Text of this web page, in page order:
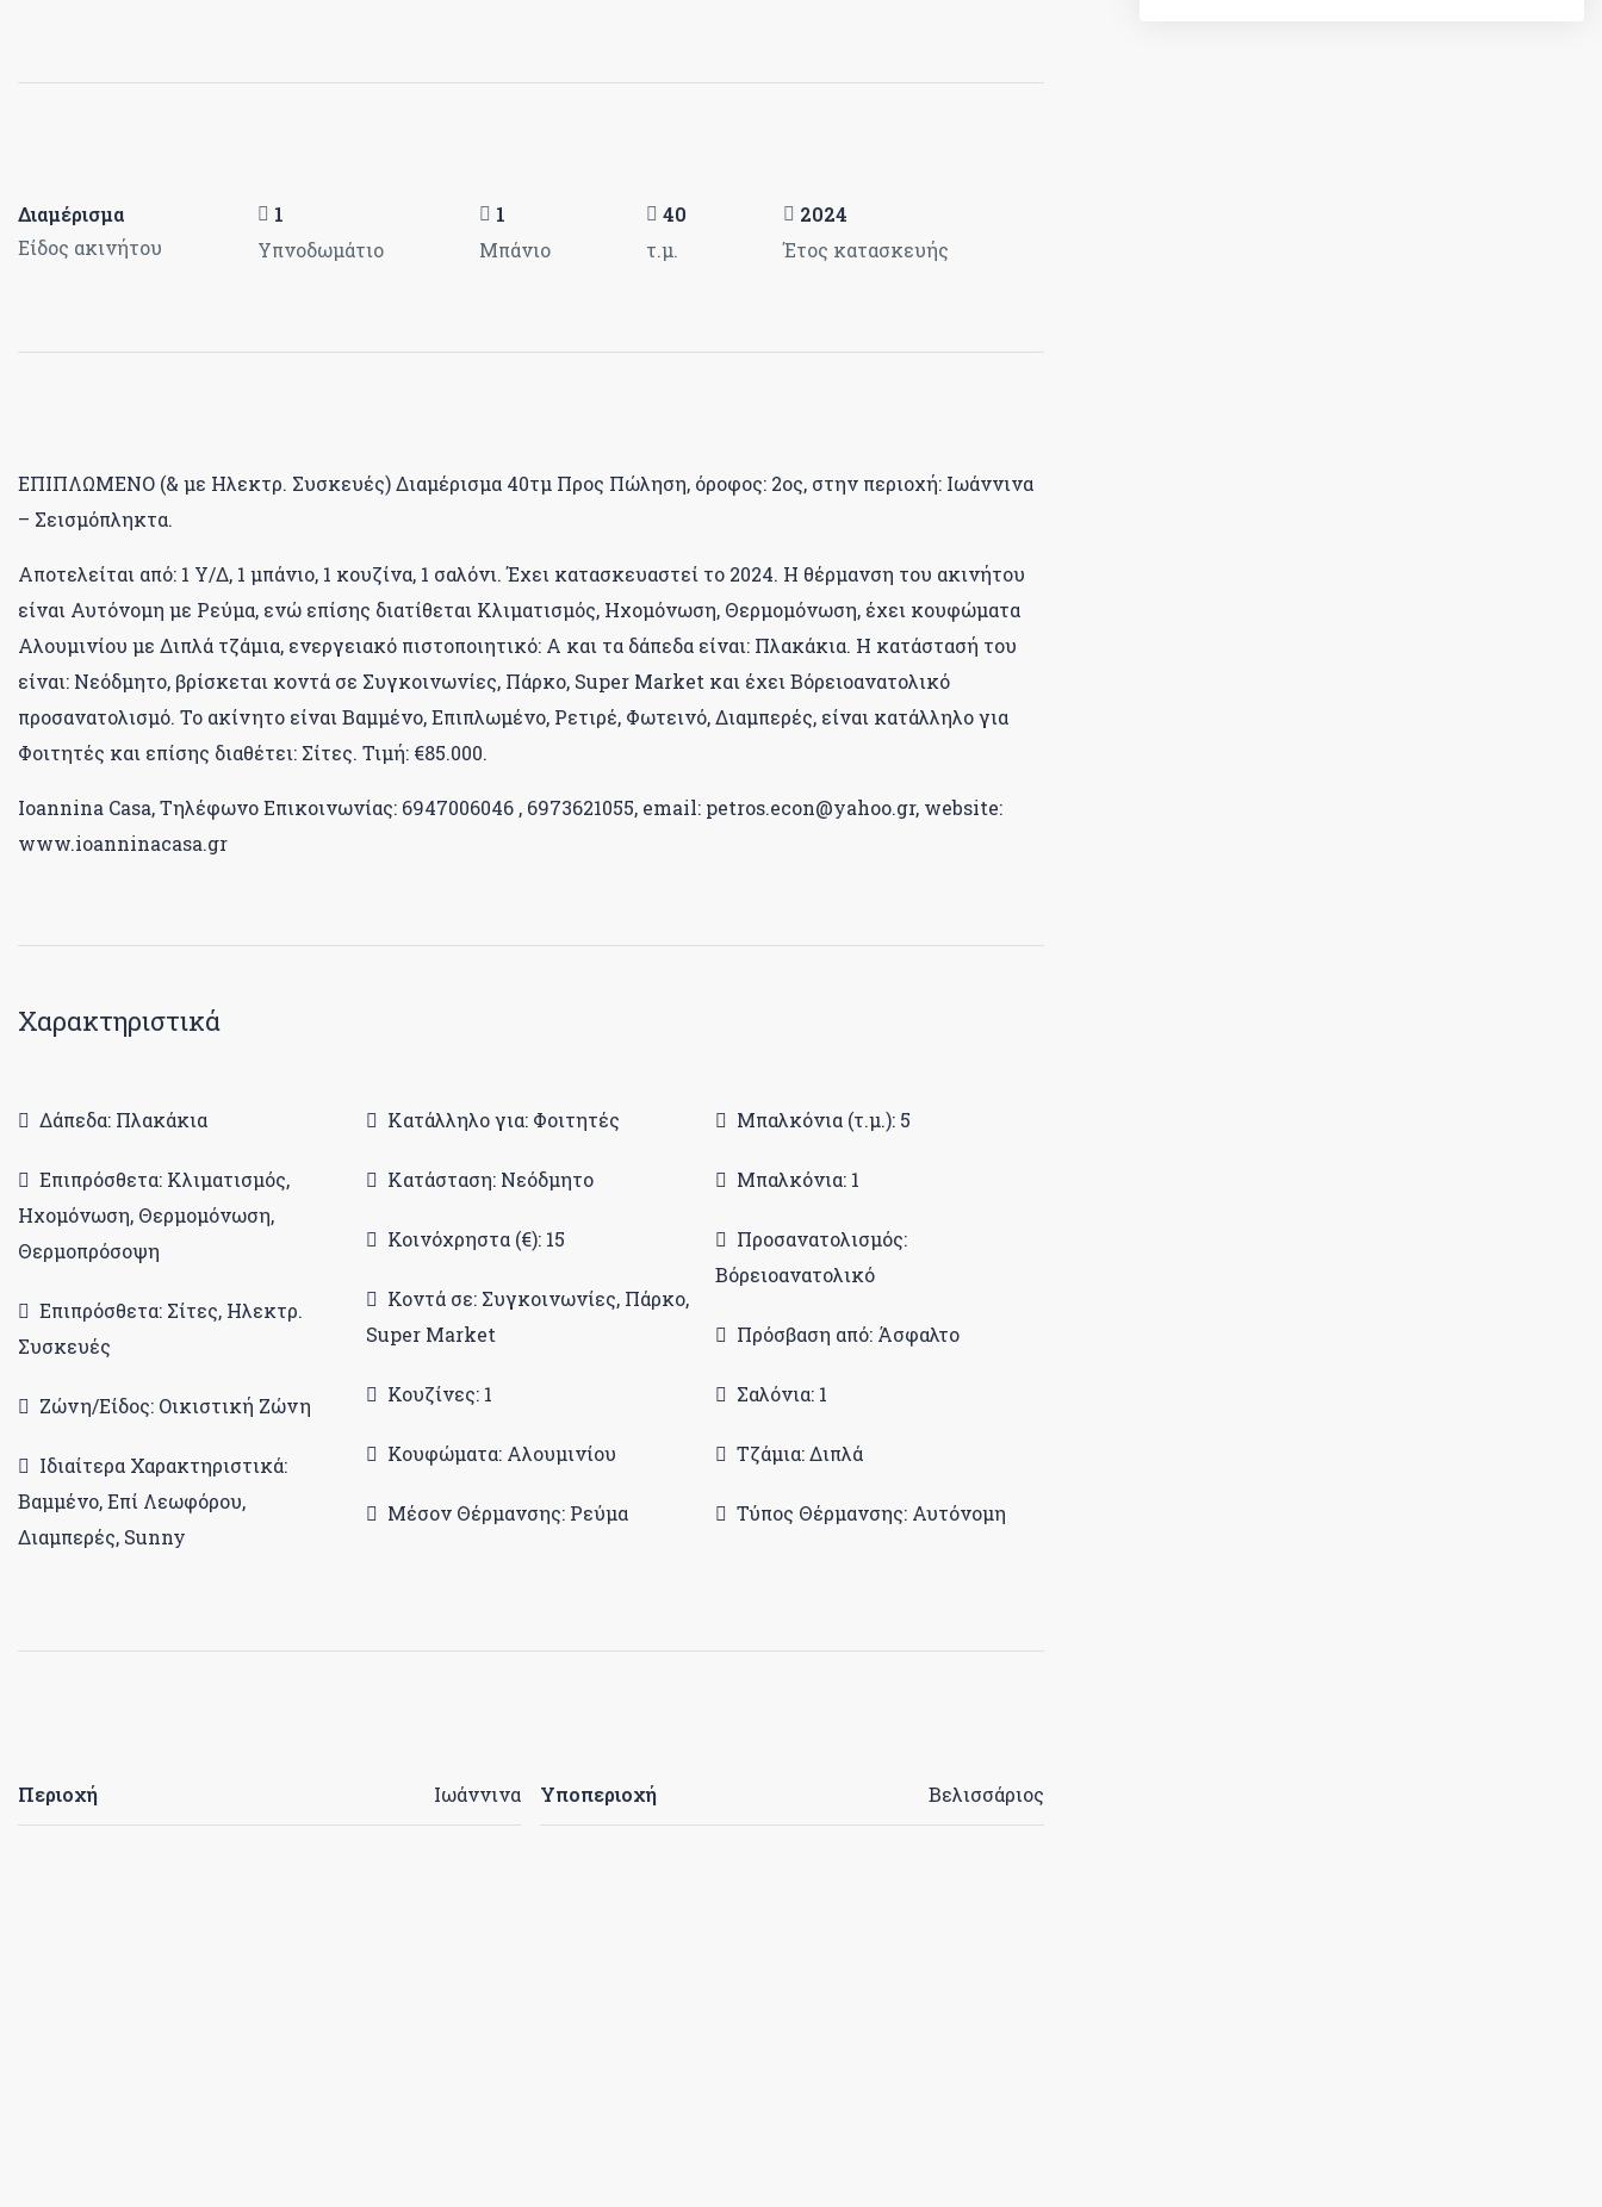
Διαμέρισμα
Είδος ακινήτου
1
Υπνοδωμάτιο
1
Μπάνιο
40
τ.μ.
2024
Έτος κατασκευής
ΕΠΙΠΛΩΜΕΝΟ (& με Ηλεκτρ. Συσκευές) Διαμέρισμα 40τμ Προς Πώληση, όροφος: 2ος, στην περιοχή: Ιωάννινα
– Σεισμόπληκτα.
Αποτελείται από: 1 Υ/Δ, 1 μπάνιο, 1 κουζίνα, 1 σαλόνι. Έχει κατασκευαστεί το 2024. Η θέρμανση του ακινήτου
είναι Αυτόνομη με Ρεύμα, ενώ επίσης διατίθεται Κλιματισμός, Ηχομόνωση, Θερμομόνωση, έχει κουφώματα
Αλουμινίου με Διπλά τζάμια, ενεργειακό πιστοποιητικό: Α και τα δάπεδα είναι: Πλακάκια. Η κατάστασή του
είναι: Νεόδμητο, βρίσκεται κοντά σε Συγκοινωνίες, Πάρκο, Super Market και έχει Βόρειοανατολικό
προσανατολισμό. Το ακίνητο είναι Βαμμένο, Επιπλωμένο, Ρετιρέ, Φωτεινό, Διαμπερές, είναι κατάλληλο για
Φοιτητές και επίσης διαθέτει: Σίτες. Τιμή: €85.000.
Ioannina Casa, Τηλέφωνο Επικοινωνίας: 6947006046 , 6973621055, email: petros.econ@yahoo.gr, website:
www.ioanninacasa.gr
Χαρακτηριστικά
Δάπεδα: Πλακάκια
Επιπρόσθετα: Κλιματισμός,
Ηχομόνωση, Θερμομόνωση,
Θερμοπρόσοψη
Επιπρόσθετα: Σίτες, Ηλεκτρ.
Συσκευές
Ζώνη/Είδος: Οικιστική Ζώνη
Ιδιαίτερα Χαρακτηριστικά:
Βαμμένο, Επί Λεωφόρου,
Διαμπερές, Sunny
Κατάλληλο για: Φοιτητές
Κατάσταση: Νεόδμητο
Κοινόχρηστα (€): 15
Κοντά σε: Συγκοινωνίες, Πάρκο,
Super Market
Κουζίνες: 1
Κουφώματα: Αλουμινίου
Μέσον Θέρμανσης: Ρεύμα
Μπαλκόνια (τ.μ.): 5
Μπαλκόνια: 1
Προσανατολισμός:
Βόρειοανατολικό
Πρόσβαση από: Άσφαλτο
Σαλόνια: 1
Τζάμια: Διπλά
Τύπος Θέρμανσης: Αυτόνομη
Περιοχή Ιωάννινα Υποπεριοχή Βελισσάριος